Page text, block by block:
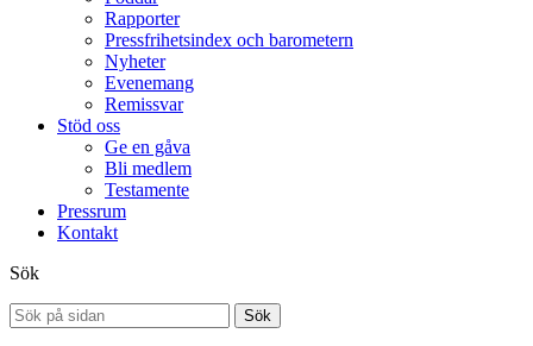
Rapporter
Pressfrihetsindex och barometern
Nyheter
Evenemang
Remissvar
Stöd oss
Ge en gåva
Bli medlem
Testamente
Pressrum
Kontakt
Sök
Sök